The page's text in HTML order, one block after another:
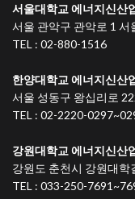
서울대학교 에너지신산
서울 관악구 관악로 1
TEL : 02-880-1516
한양대학교 에너지신산
서울 성동구 왕십리로
TEL : 02-2220-
강원대학교 에너지신산
강원도 춘천시 강원대
TEL : 033-250-